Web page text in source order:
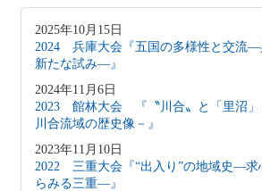
2025年10月15日
2024 兵庫大会『五国の多様性と交流―
新たな試み―』
2024年11月6日
2023 館林大会 『〝川合〟と「里沼」
川合流域の歴史像－』
2023年11月10日
2022 三重大会『“出入り”の地域史―求
らみる三重―』